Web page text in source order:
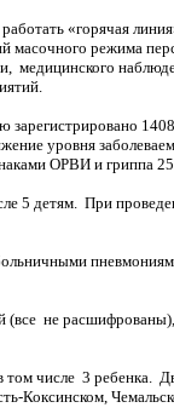
«горячая
режима
медицинского
зарегистрировано
уровня
ОРВИ и гриппа
5 детям. При
не
числе 3 ребенка.
Коксинском,